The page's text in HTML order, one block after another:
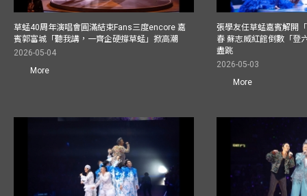
草蜢40周年演唱會圓滿結束Fans三度encore 嘉
賓郭富城「聽我講，一齊企硬撐草蜢」掀高潮
2026-05-04
More
張學友任草蜢嘉賓解開
春 蘇志威紅館倒數「登
盡跳
2026-05-03
More